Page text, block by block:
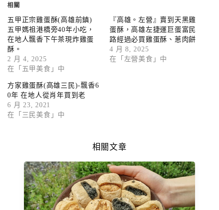
相關
五甲正宗雞蛋酥(高雄前鎮)
五甲媽祖港橋旁40年小吃，
在地人飄香下午茶現炸雞蛋
酥。
2 月 4, 2025
在「五甲美食」中
『高雄。左營』賣到天黑雞
蛋酥，高雄左捷運巨蛋富民
路經過必買雞蛋酥、蔥肉餅
4 月 8, 2025
在「左營美食」中
方家雞蛋酥(高雄三民)-飄香6
0年 在地人從肖年買到老
6 月 23, 2021
在「三民美食」中
相關文章